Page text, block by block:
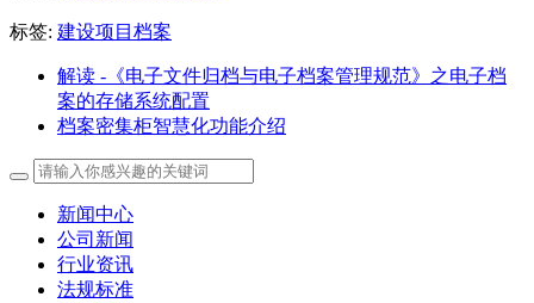
标签: 建设项目档案
解读 -《电子文件归档与电子档案管理规范》之电子档
案的存储系统配置
档案密集柜智慧化功能介绍
新闻中心
公司新闻
行业资讯
法规标准